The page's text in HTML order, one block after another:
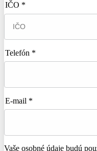
IČO *
Telefón *
E-mail *
Vaše osobné údaje budú